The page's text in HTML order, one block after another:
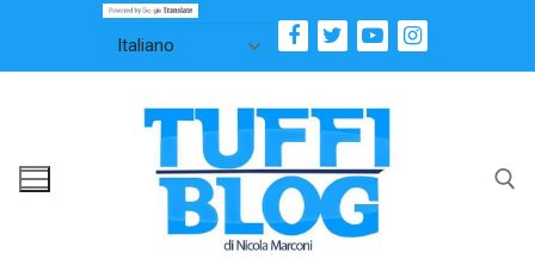
contenuto